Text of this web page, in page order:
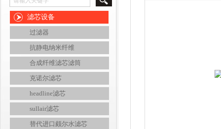
滤芯设备
过滤器
抗静电纳米纤维
合成纤维滤芯滤筒
克诺尔滤芯
headline滤芯
sullair滤芯
替代进口颇尔水滤芯